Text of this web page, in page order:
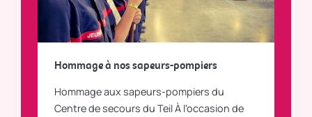
Hommage à nos sapeurs-pompiers
Hommage aux sapeurs-pompiers du
Centre de secours du Teil À l'occasion de